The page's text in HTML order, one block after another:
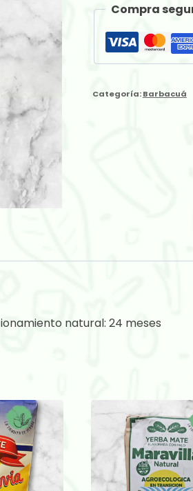
Compra
Categoría:Barbacuá
natural: 24 meses